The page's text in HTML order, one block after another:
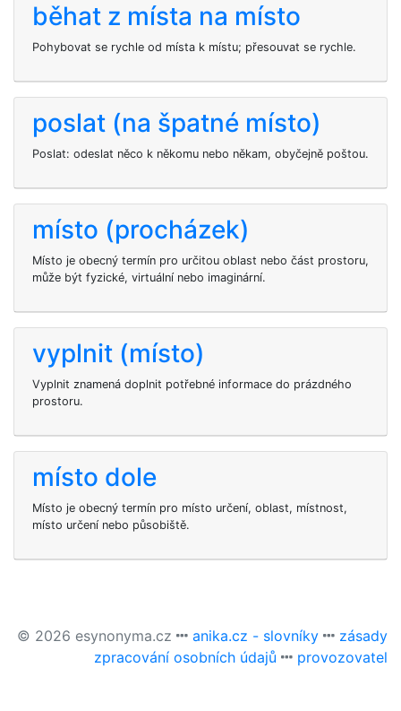
běhat z místa na místo
Pohybovat se rychle od místa k místu; přesouvat se rychle.
poslat (na špatné místo)
Poslat: odeslat něco k někomu nebo někam, obyčejně poštou.
místo (procházek)
Místo je obecný termín pro určitou oblast nebo část prostoru,
může být fyzické, virtuální nebo imaginární.
vyplnit (místo)
Vyplnit znamená doplnit potřebné informace do prázdného
prostoru.
místo dole
Místo je obecný termín pro místo určení, oblast, místnost,
místo určení nebo působiště.
© 2026 esynonyma.cz anika.cz - slovníky
zásady
zpracování osobních údajů
provozovatel